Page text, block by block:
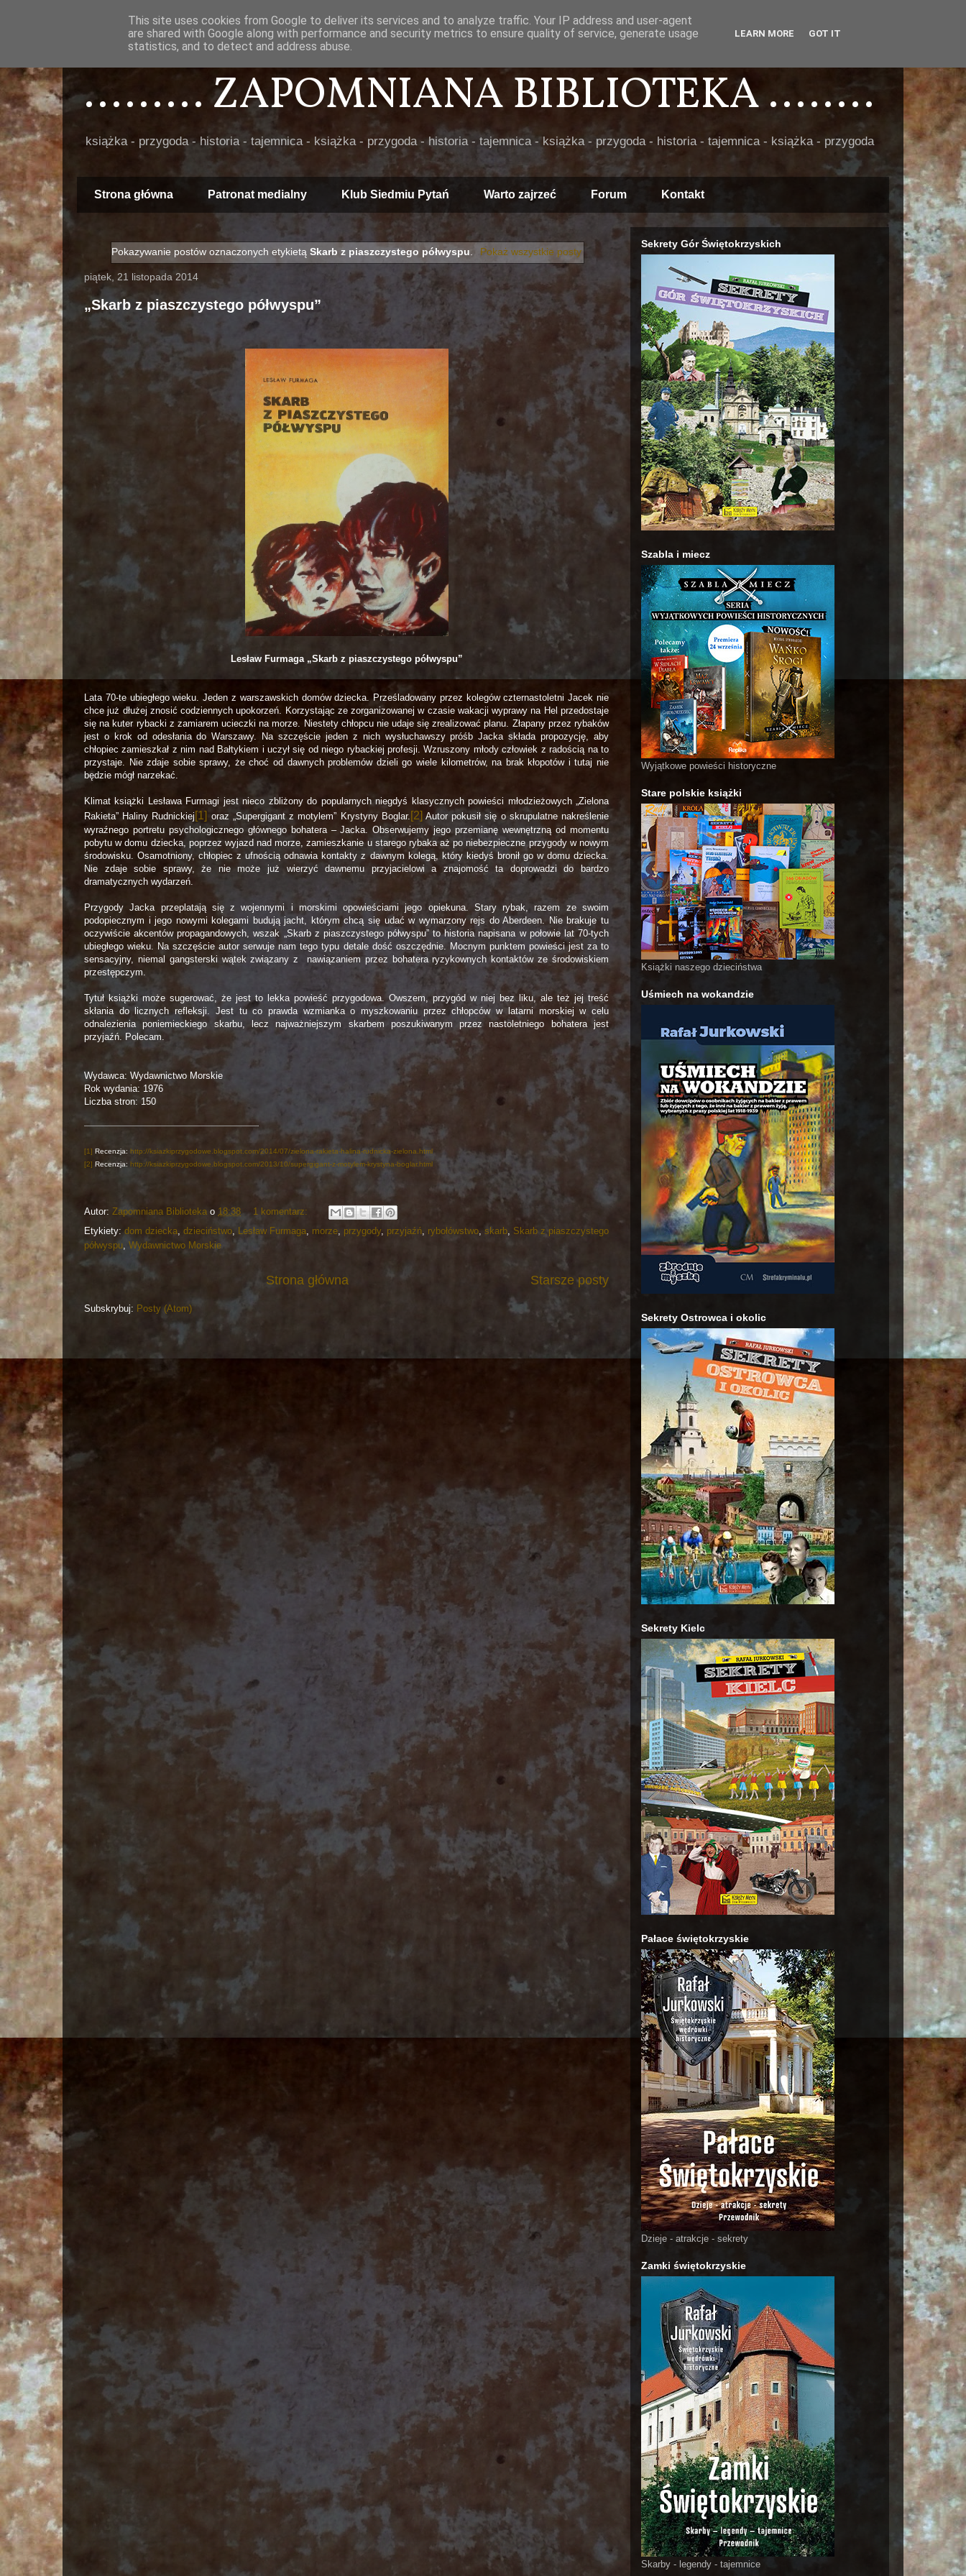
......... ZAPOMNIANA BIBLIOTEKA ........
książka - przygoda - historia - tajemnica - książka - przygoda - historia - tajemnica - książka - przygoda - historia - tajemnica - książka - przygoda
Strona główna Patronat medialny Klub Siedmiu Pytań Warto zajrzeć Forum Kontakt
Pokazywanie postów oznaczonych etykietąSkarb z piaszczystego półwyspu. Pokaż wszystkie posty
piątek, 21 listopada 2014
„Skarb z piaszczystego półwyspu”
Lesław Furmaga „Skarb z piaszczystego półwyspu”
Lata 70-te ubiegłego wieku. Jeden z warszawskich domów dziecka. Prześladowany przez kolegów czternastoletni Jacek nie
chce już dłużej znosić codziennych upokorzeń. Korzystając ze zorganizowanej w czasie wakacji wyprawy na Hel przedostaje
się na kuter rybacki z zamiarem ucieczki na morze. Niestety chłopcu nie udaje się zrealizować planu. Złapany przez rybaków
jest o krok od odesłania do Warszawy. Na szczęście jeden z nich wysłuchawszy próśb Jacka składa propozycję, aby
chłopiec zamieszkał z nim nad Bałtykiem i uczył się od niego rybackiej profesji. Wzruszony młody człowiek z radością na to
przystaje. Nie zdaje sobie sprawy, że choć od dawnych problemów dzieli go wiele kilometrów, na brak kłopotów i tutaj nie
będzie mógł narzekać.
Klimat książki Lesława Furmagi jest nieco zbliżony do popularnych niegdyś klasycznych powieści młodzieżowych „Zielona
Rakieta” Haliny Rudnickiej [1] oraz „Supergigant z motylem” Krystyny Boglar. [2] Autor pokusił się o skrupulatne nakreślenie
wyraźnego portretu psychologicznego głównego bohatera – Jacka. Obserwujemy jego przemianę wewnętrzną od momentu
pobytu w domu dziecka, poprzez wyjazd nad morze, zamieszkanie u starego rybaka aż po niebezpieczne przygody w nowym
środowisku. Osamotniony, chłopiec z ufnością odnawia kontakty z dawnym kolegą, który kiedyś bronił go w domu dziecka.
Nie zdaje sobie sprawy, że nie może już wierzyć dawnemu przyjacielowi a znajomość ta doprowadzi do bardzo
dramatycznych wydarzeń.
Przygody Jacka przeplatają się z wojennymi i morskimi opowieściami jego opiekuna. Stary rybak, razem ze swoim
podopiecznym i jego nowymi kolegami budują jacht, którym chcą się udać w wymarzony rejs do Aberdeen. Nie brakuje tu
oczywiście akcentów propagandowych, wszak „Skarb z piaszczystego półwyspu” to historia napisana w połowie lat 70-tych
ubiegłego wieku. Na szczęście autor serwuje nam tego typu detale dość oszczędnie. Mocnym punktem powieści jest za to
sensacyjny, niemal gangsterski wątek związany z nawiązaniem przez bohatera ryzykownych kontaktów ze środowiskiem
przestępczym.
Tytuł książki może sugerować, że jest to lekka powieść przygodowa. Owszem, przygód w niej bez liku, ale też jej treść
skłania do licznych refleksji. Jest tu co prawda wzmianka o myszkowaniu przez chłopców w latarni morskiej w celu
odnalezienia poniemieckiego skarbu, lecz najważniejszym skarbem poszukiwanym przez nastoletniego bohatera jest
przyjaźń. Polecam.
Wydawca: Wydawnictwo Morskie
Rok wydania: 1976
Liczba stron: 150
[1] Recenzja: http://ksiazkiprzygodowe.blogspot.com/2014/07/zielona-rakieta-halina-rudnicka-zielona.html
[2] Recenzja: http://ksiazkiprzygodowe.blogspot.com/2013/10/supergigant-z-motylem-krystyna-boglar.html
Autor: Zapomniana Biblioteka o 18:38
1 komentarz:
Etykiety: dom dziecka dzieciństwo Lesław Furmaga morze przygody przyjaźń rybołówstwo skarb Skarb z piaszczystego
półwyspu Wydawnictwo Morskie
Starsze posty
Strona główna
Subskrybuj: Posty (Atom)
Sekrety Gór Świętokrzyskich
Szabla i miecz
Wyjątkowe powieści historyczne
Stare polskie książki
Książki naszego dzieciństwa
Uśmiech na wokandzie
Sekrety Ostrowca i okolic
Sekrety Kielc
Pałace świętokrzyskie
Dzieje - atrakcje - sekrety
Zamki świętokrzyskie
Skarby - legendy - tajemnice
This site uses cookies from Google to deliver its services and to analyze traffic. Your IP address and user-agent
are shared with Google along with performance and security metrics to ensure quality of service, generate usage
statistics, and to detect and address abuse.
LEARN MORE GOT IT